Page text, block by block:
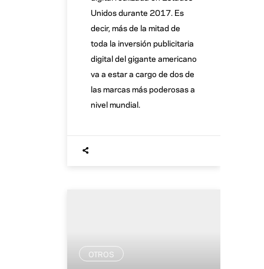
Unidos durante 2017. Es
decir, más de la mitad de
toda la inversión publicitaria
digital del gigante americano
va a estar a cargo de dos de
las marcas más poderosas a
nivel mundial.
OTROS